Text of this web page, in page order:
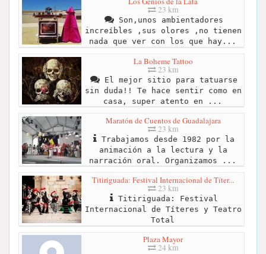
23 km
Son,unos ambientadores
increíbles ,sus olores ,no tienen
nada que ver con los que hay...
La Boheme Tattoo
23 km
El mejor sitio para tatuarse
sin duda!! Te hace sentir como en
casa, super atento en ...
Maratón de Cuentos de Guadalajara
23 km
Trabajamos desde 1982 por la
animación a la lectura y la
narración oral. Organizamos ...
Titiriguada: Festival Internacional de Títer...
23 km
Titiriguada: Festival
Internacional de Títeres y Teatro
Total
Plaza Mayor
24 km